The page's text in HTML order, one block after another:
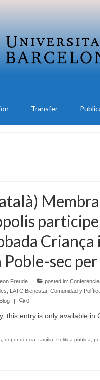
Transfer
Criança
Poble-sec
Freude| posted in:
LATC Bienestar, Comunidad y
| 0
this entry is only available in
, dependència família Politica pública